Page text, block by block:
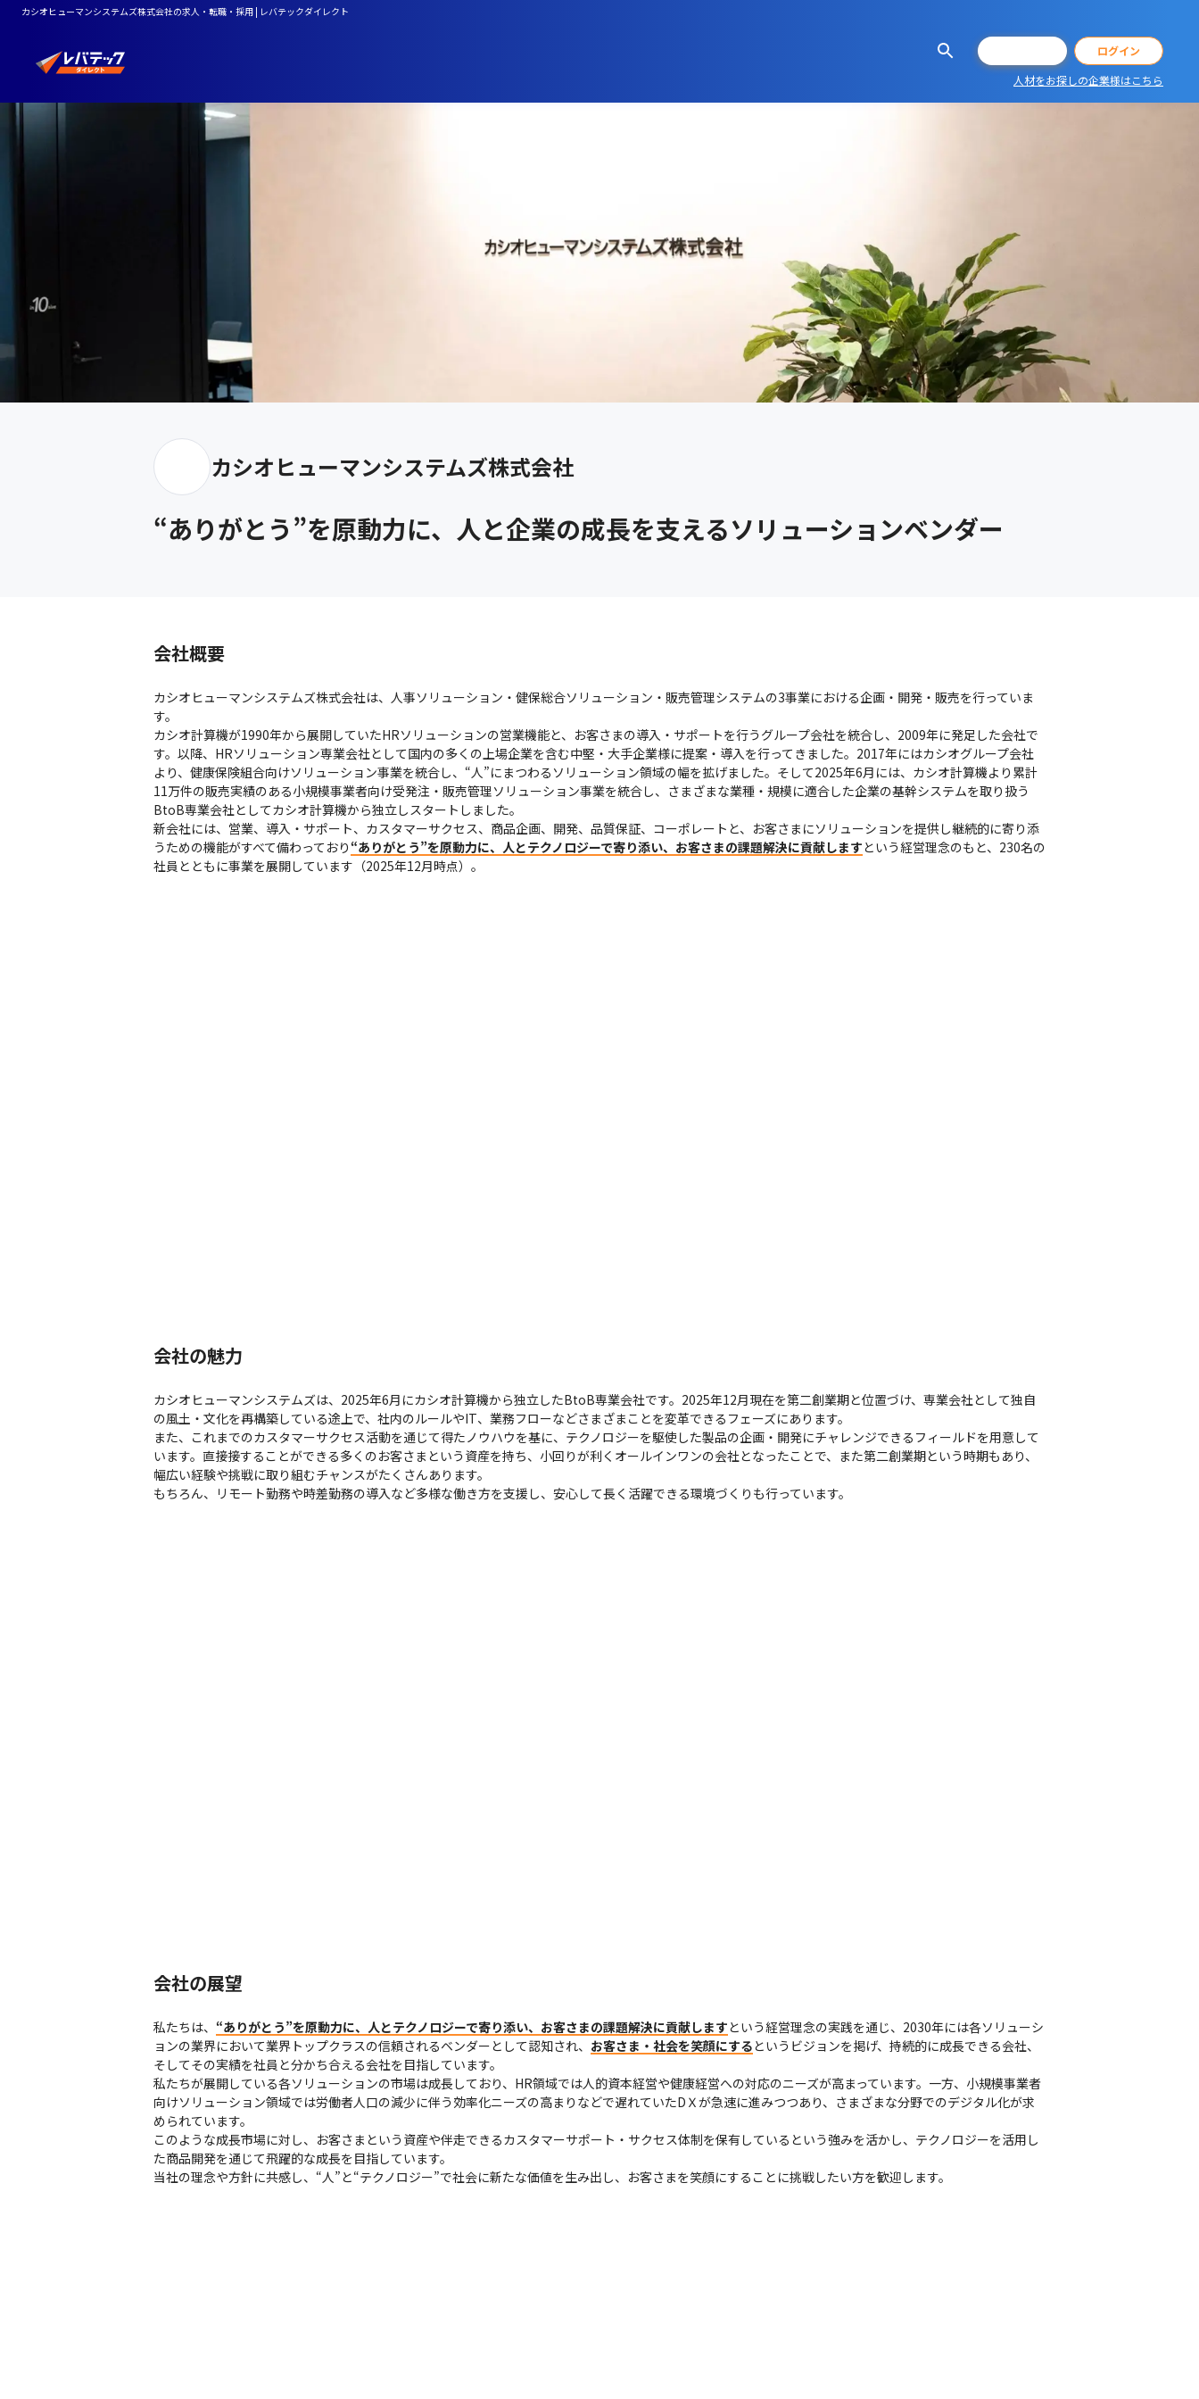
カシオヒューマンシステムズ株式会社の求人・転職・採用 | レバテックダイレクト
ログイン
人材をお探しの企業様はこちら
カシオヒューマンシステムズ株式会社
“ありがとう”を原動力に、人と企業の成長を支えるソリューションベンダー
会社概要
カシオヒューマンシステムズ株式会社は、人事ソリューション・健保総合ソリューション・販売管理システムの3事業における企画・開発・販売を行っていま
す。
カシオ計算機が1990年から展開していたHRソリューションの営業機能と、お客さまの導入・サポートを行うグループ会社を統合し、2009年に発足した会社で
す。以降、HRソリューション専業会社として国内の多くの上場企業を含む中堅・大手企業様に提案・導入を行ってきました。2017年にはカシオグループ会社
より、健康保険組合向けソリューション事業を統合し、“人”にまつわるソリューション領域の幅を拡げました。そして2025年6月には、カシオ計算機より累計
11万件の販売実績のある小規模事業者向け受発注・販売管理ソリューション事業を統合し、さまざまな業種・規模に適合した企業の基幹システムを取り扱う
BtoB専業会社としてカシオ計算機から独立しスタートしました。
新会社には、営業、導入・サポート、カスタマーサクセス、商品企画、開発、品質保証、コーポレートと、お客さまにソリューションを提供し継続的に寄り添
うための機能がすべて備わっており “ありがとう”を原動力に、人とテクノロジーで寄り添い、お客さまの課題解決に貢献しますという経営理念のもと、230名の
社員とともに事業を展開しています（2025年12月時点）。
会社の魅力
カシオヒューマンシステムズは、2025年6月にカシオ計算機から独立したBtoB専業会社です。2025年12月現在を第二創業期と位置づけ、専業会社として独自
の風土・文化を再構築している途上で、社内のルールやIT、業務フローなどさまざまことを変革できるフェーズにあります。
また、これまでのカスタマーサクセス活動を通じて得たノウハウを基に、テクノロジーを駆使した製品の企画・開発にチャレンジできるフィールドを用意して
います。直接接することができる多くのお客さまという資産を持ち、小回りが利くオールインワンの会社となったことで、また第二創業期という時期もあり、
幅広い経験や挑戦に取り組むチャンスがたくさんあります。
もちろん、リモート勤務や時差勤務の導入など多様な働き方を支援し、安心して長く活躍できる環境づくりも行っています。
会社の展望
私たちは、 “ありがとう”を原動力に、人とテクノロジーで寄り添い、お客さまの課題解決に貢献しますという経営理念の実践を通じ、2030年には各ソリューシ
ョンの業界において業界トップクラスの信頼されるベンダーとして認知され、 お客さま・社会を笑顔にするというビジョンを掲げ、持続的に成長できる会社、
そしてその実績を社員と分かち合える会社を目指しています。
私たちが展開している各ソリューションの市場は成長しており、HR領域では人的資本経営や健康経営への対応のニーズが高まっています。一方、小規模事業者
向けソリューション領域では労働者人口の減少に伴う効率化ニーズの高まりなどで遅れていたDＸが急速に進みつつあり、さまざまな分野でのデジタル化が求
められています。
このような成長市場に対し、お客さまという資産や伴走できるカスタマーサポート・サクセス体制を保有しているという強みを活かし、テクノロジーを活用し
た商品開発を通じて飛躍的な成長を目指しています。
当社の理念や方針に共感し、“人”と“テクノロジー”で社会に新たな価値を生み出し、お客さまを笑顔にすることに挑戦したい方を歓迎します。